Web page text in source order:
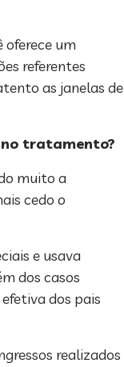
oferece um
referentes
as janelas de
tratamento?
muito a
cedo o
e usava
dos casos
dos pais
realizados